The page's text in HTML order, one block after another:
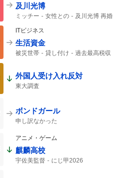
及川光博
ミッチー 女性との
及川光博 再婚
57歳
56歳
ITビジネス
生活資金
被災世帯 貸し付け
過去最高税収
外国人受け入れ反対
東大調査
ボンドガール
申し訳なかった
アニメ・ゲーム
麒麟高校
宇佐美監督 にじ甲2026